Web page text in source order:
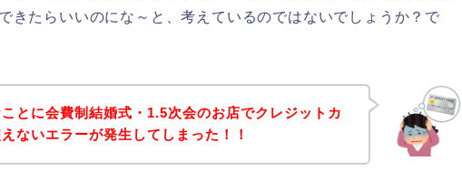
きたらいいのにな～と、考えているのではないでしょうか？で
とに会費制結婚式・1.5次会のお店でクレジットカ
ないエラーが発生してしまった！！